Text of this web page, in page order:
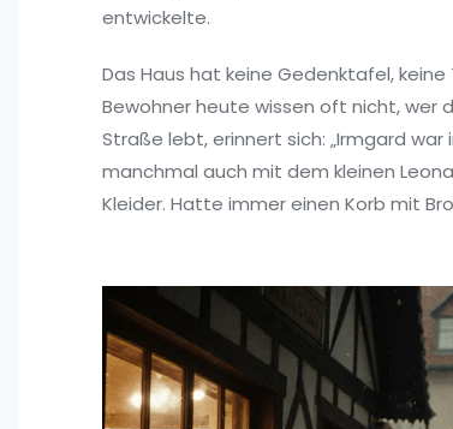
entwickelte.
Das Haus hat keine Gedenktafel,
Bewohner heute wissen oft nicht, wer
Straße lebt, erinnert sich: „Irmgard
manchmal auch mit dem kleinen
Kleider. Hatte immer einen Korb mit